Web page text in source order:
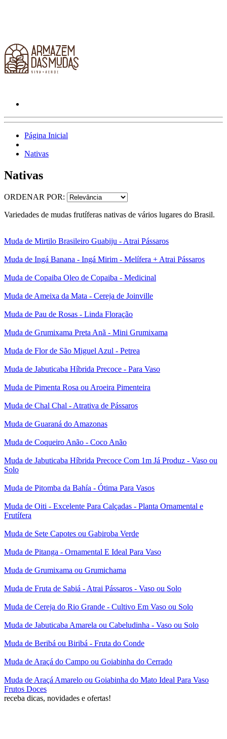
Página Inicial
Nativas
Nativas
ORDENAR POR:
Variedades de mudas frutíferas nativas de vários lugares do Brasil.
Muda de Mirtilo Brasileiro Guabiju - Atrai Pássaros
Muda de Ingá Banana - Ingá Mirim - Melífera + Atrai Pássaros
Muda de Copaiba Oleo de Copaiba - Medicinal
Muda de Ameixa da Mata - Cereja de Joinville
Muda de Pau de Rosas - Linda Floração
Muda de Grumixama Preta Anã - Mini Grumixama
Muda de Flor de São Miguel Azul - Petrea
Muda de Jabuticaba Híbrida Precoce - Para Vaso
Muda de Pimenta Rosa ou Aroeira Pimenteira
Muda de Chal Chal - Atrativa de Pássaros
Muda de Guaraná do Amazonas
Muda de Coqueiro Anão - Coco Anão
Muda de Jabuticaba Híbrida Precoce Com 1m Já Produz - Vaso ou
Solo
Muda de Pitomba da Bahía - Ótima Para Vasos
Muda de Oiti - Excelente Para Calçadas - Planta Ornamental e
Frutífera
Muda de Sete Capotes ou Gabiroba Verde
Muda de Pitanga - Ornamental E Ideal Para Vaso
Muda de Grumixama ou Grumichama
Muda de Fruta de Sabiá - Atrai Pássaros - Vaso ou Solo
Muda de Cereja do Rio Grande - Cultivo Em Vaso ou Solo
Muda de Jabuticaba Amarela ou Cabeludinha - Vaso ou Solo
Muda de Beribá ou Biribá - Fruta do Conde
Muda de Araçá do Campo ou Goiabinha do Cerrado
Muda de Araçá Amarelo ou Goiabinha do Mato Ideal Para Vaso
Frutos Doces
receba dicas, novidades e ofertas!